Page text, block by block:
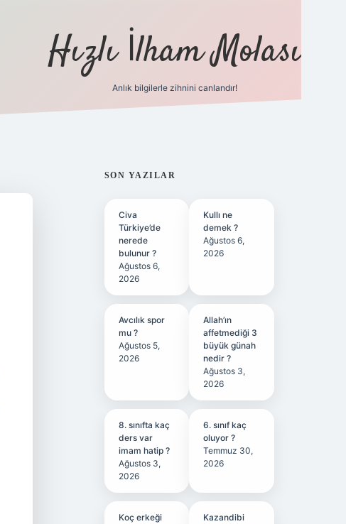
Hızlı İlham Molası
Anlık bilgilerle zihnini canlandır!
SIDEBAR
SON YAZILAR
Civa
Türkiye’de
nerede
bulunur ?
Ağustos 6,
2026
Kullı ne
demek ?
Ağustos 6,
2026
Avcılık spor
mu ?
Ağustos 5,
2026
Allah’ın
affetmediği 3
büyük günah
nedir ?
Ağustos 3,
2026
8. sınıfta kaç
ders var
imam hatip ?
Ağustos 3,
2026
6. sınıf kaç
oluyor ?
Temmuz 30,
2026
Koç erkeği
Kazandibi